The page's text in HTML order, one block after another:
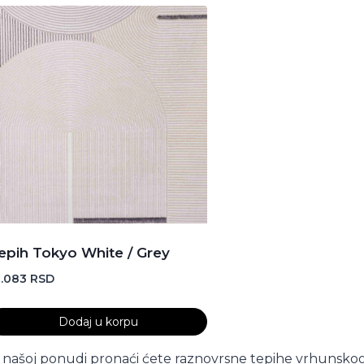
Tokyo White / Grey
RSD
Dodaj u korpu
našoj ponudi pronaći ćete raznovrsne tepihe
našoj ponudi pronaći ćete raznovrsne tepihe